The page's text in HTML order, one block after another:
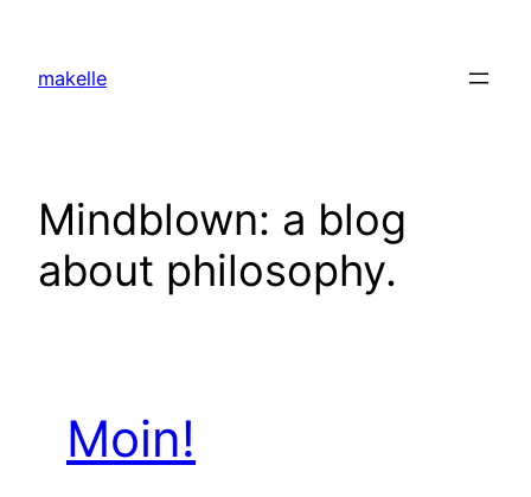
springen
makelle
Mindblown: a blog
about philosophy.
Moin!